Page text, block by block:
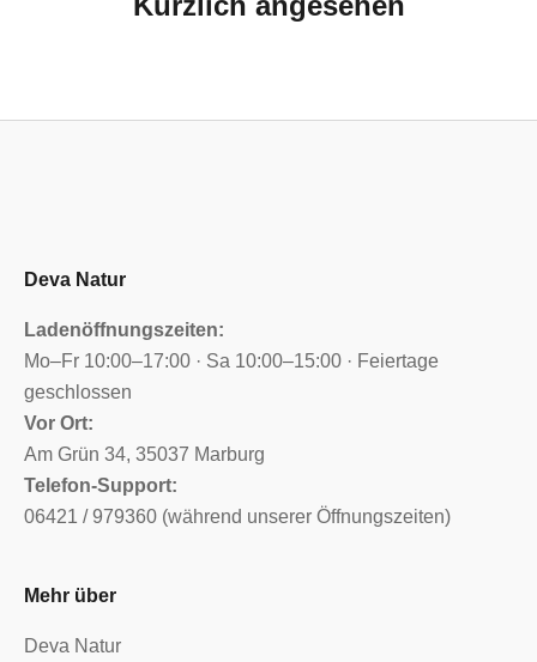
Deva Natur
Ladenöffnungszeiten:
Mo–Fr 10:00–17:00 · Sa 10:00–15:00 · Feiertage
geschlossen
Vor Ort:
Am Grün 34, 35037 Marburg
Telefon-Support:
06421 / 979360 (während unserer Öffnungszeiten)
Mehr über
Deva Natur